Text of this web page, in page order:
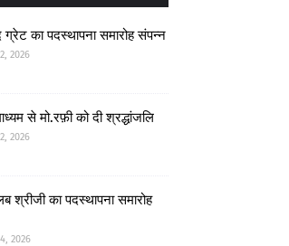
ग्रेट का पदस्थापना समारोह संपन्न
2026
से मो.रफ़ी को दी श्रद्धांजलि
2026
श्रीजी का पदस्थापना समारोह
2026